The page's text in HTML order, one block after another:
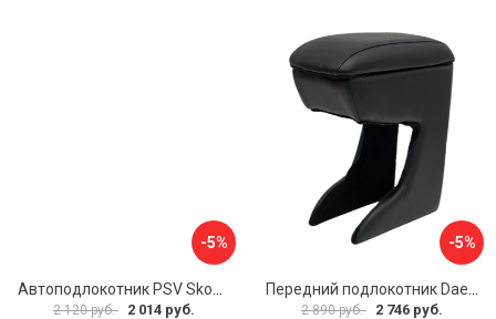
-5%
2 120 руб. 2 014 руб.
-5%
2 890 руб. 2 746 руб.